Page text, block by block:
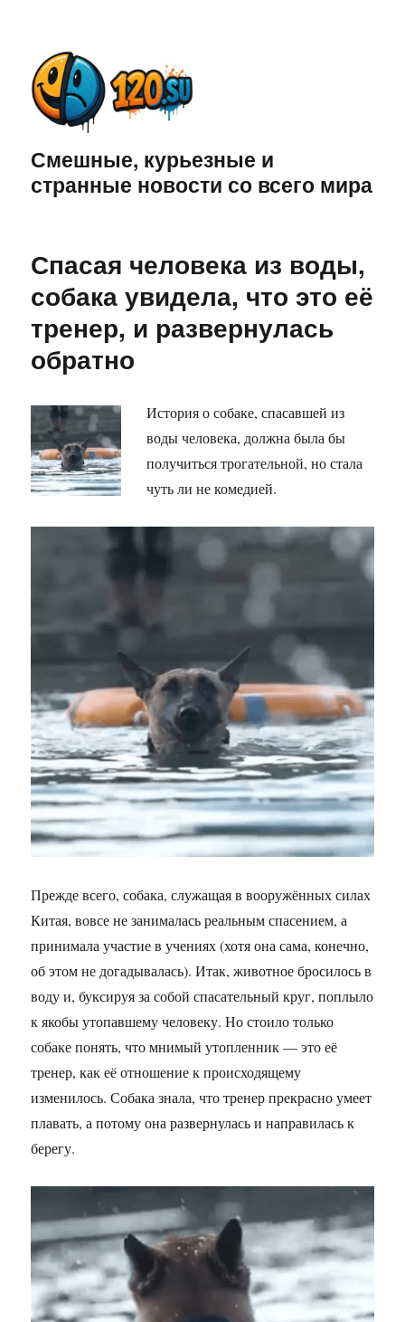
Смешные, курьезные и
странные новости со всего мира
Спасая человека из воды,
собака увидела, что это её
тренер, и развернулась
обратно
История о собаке, спасавшей из
воды человека, должна была бы
получиться трогательной, но стала
чуть ли не комедией.
Прежде всего, собака, служащая в вооружённых силах
Китая, вовсе не занималась реальным спасением, а
принимала участие в учениях (хотя она сама, конечно,
об этом не догадывалась). Итак, животное бросилось в
воду и, буксируя за собой спасательный круг, поплыло
к якобы утопавшему человеку. Но стоило только
собаке понять, что мнимый утопленник — это её
тренер, как её отношение к происходящему
изменилось. Собака знала, что тренер прекрасно умеет
плавать, а потому она развернулась и направилась к
берегу.